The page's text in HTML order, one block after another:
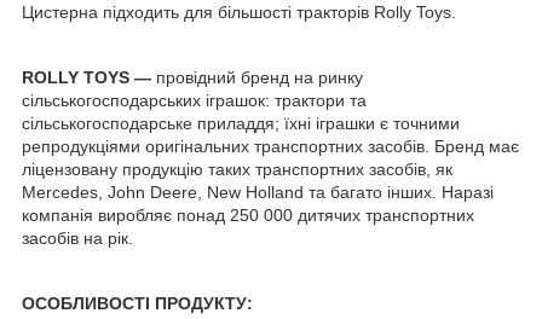
Цистерна підходить для більшості тракторів Rolly Toys.
ROLLY TOYS — провідний бренд на ринку
сільськогосподарських іграшок: трактори та
сільськогосподарське приладдя; їхні іграшки є точними
репродукціями оригінальних транспортних засобів. Бренд має
ліцензовану продукцію таких транспортних засобів, як
Mercedes, John Deere, New Holland та багато інших. Наразі
компанія виробляє понад 250 000 дитячих транспортних
засобів на рік.
ОСОБЛИВОСТІ ПРОДУКТУ: